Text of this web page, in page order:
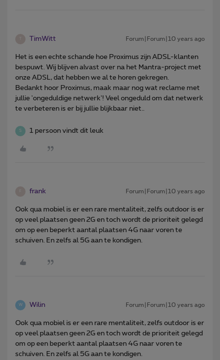
TimWitt Forum|Forum|10 years ago
Het is een echte schande hoe Proximus zijn ADSL-klanten
bespuwt. Wij blijven alvast over na het Mantra-project met
onze ADSL, dat hebben we al te horen gekregen.
Bedankt hoor Proximus, maak maar nog wat reclame met
jullie 'ongeduldige netwerk'! Veel ongeduld om dat netwerk
te verbeteren is er bij jullie blijkbaar niet..
S 1 persoon vindt dit leuk
frank Forum|Forum|10 years ago
Ook qua mobiel is er een rare mentaliteit, zelfs outdoor is er
op veel plaatsen geen 2G en toch wordt de prioriteit gelegd
om op een beperkt aantal plaatsen 4G naar voren te
schuiven. En zelfs al 5G aan te kondigen.
W Wilin Forum|Forum|10 years ago
Ook qua mobiel is er een rare mentaliteit, zelfs outdoor is er
op veel plaatsen geen 2G en toch wordt de prioriteit gelegd
om op een beperkt aantal plaatsen 4G naar voren te
schuiven. En zelfs al 5G aan te kondigen.